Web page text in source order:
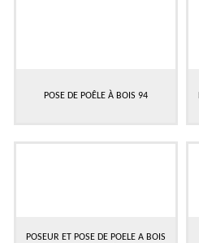
POSE DE POÊLE À BOIS 94
POSEUR ET POSE DE POELE A BOIS